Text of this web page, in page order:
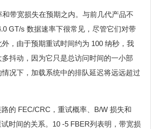
带宽损失在预期之内。与前几代产品不
GT/s 数据速率下很常见，尽管它们对带
，由于预期重试时间约为 100 纳秒，我
抖动，因为它只是总访问时间的一小部
况下，加载系统中的排队延迟将远远超过
的 FEC/CRC，重试概率、B/W 损失和
时间的关系。10 -5 FBER列表明，带宽损